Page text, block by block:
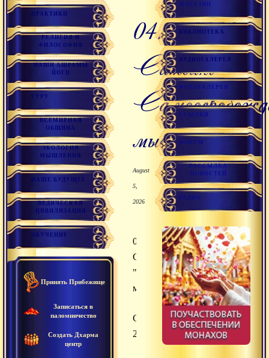
ПРАКТИКИ
РЕЛИГИЯ И
ФИЛОСОФИЯ
НАШИ АШРАМЫ
ЙОГИ
ГУРУ
ВСЕМИРНАЯ
ОБЩИНА
ЭКОЛОГИЯ
МЫШЛЕНИЯ
НАШЕ БУДУЩЕЕ
ВЕДИЧЕСКАЯ
ЦИВИЛИЗАЦИЯ
ОБУЧЕНИЕ
Принять Прибежище
Записаться в
паломничество
Создать Дхарма
центр
04.03.2009
Сатсанг
мыслей
August
5,
2026
04.03.2009
Сатсанг
"Самоосвобождение
мыслей"
Сатсанги
2009
МАГАЗИН
БИБЛИОТЕКА
АУДИОГАЛЕРЕЯ
ФОТОГАЛЕРЕЯ
ССЫЛКИ
ФОРУМ
РАССЫЛКА
НОВОСТЕЙ
РАДИО